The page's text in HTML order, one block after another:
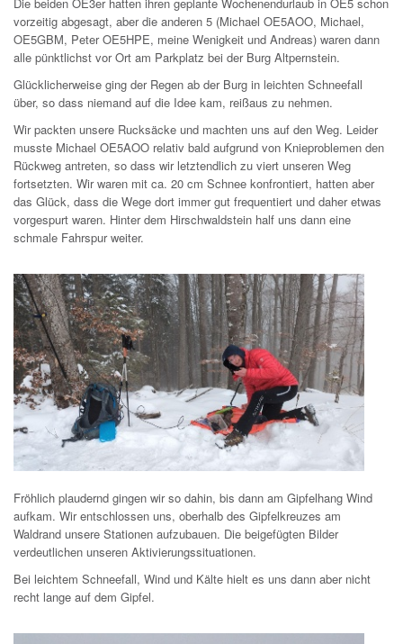
vorzeitig abgesagt, aber die anderen 5 (Michael OE5AOO, Michael,
OE5GBM, Peter OE5HPE, meine Wenigkeit und Andreas) waren dann
alle pünktlichst vor Ort am Parkplatz bei der Burg Altpernstein.
Glücklicherweise ging der Regen ab der Burg in leichten Schneefall
über, so dass niemand auf die Idee kam, reißaus zu nehmen.
Wir packten unsere Rucksäcke und machten uns auf den Weg. Leider
musste Michael OE5AOO relativ bald aufgrund von Knieproblemen den
Rückweg antreten, so dass wir letztendlich zu viert unseren Weg
fortsetzten. Wir waren mit ca. 20 cm Schnee konfrontiert, hatten aber
das Glück, dass die Wege dort immer gut frequentiert und daher etwas
vorgespurt waren. Hinter dem Hirschwaldstein half uns dann eine
schmale Fahrspur weiter.
Fröhlich plaudernd gingen wir so dahin, bis dann am Gipfelhang Wind
aufkam. Wir entschlossen uns, oberhalb des Gipfelkreuzes am
Waldrand unsere Stationen aufzubauen. Die beigefügten Bilder
verdeutlichen unseren Aktivierungssituationen.
Bei leichtem Schneefall, Wind und Kälte hielt es uns dann aber nicht
recht lange auf dem Gipfel.